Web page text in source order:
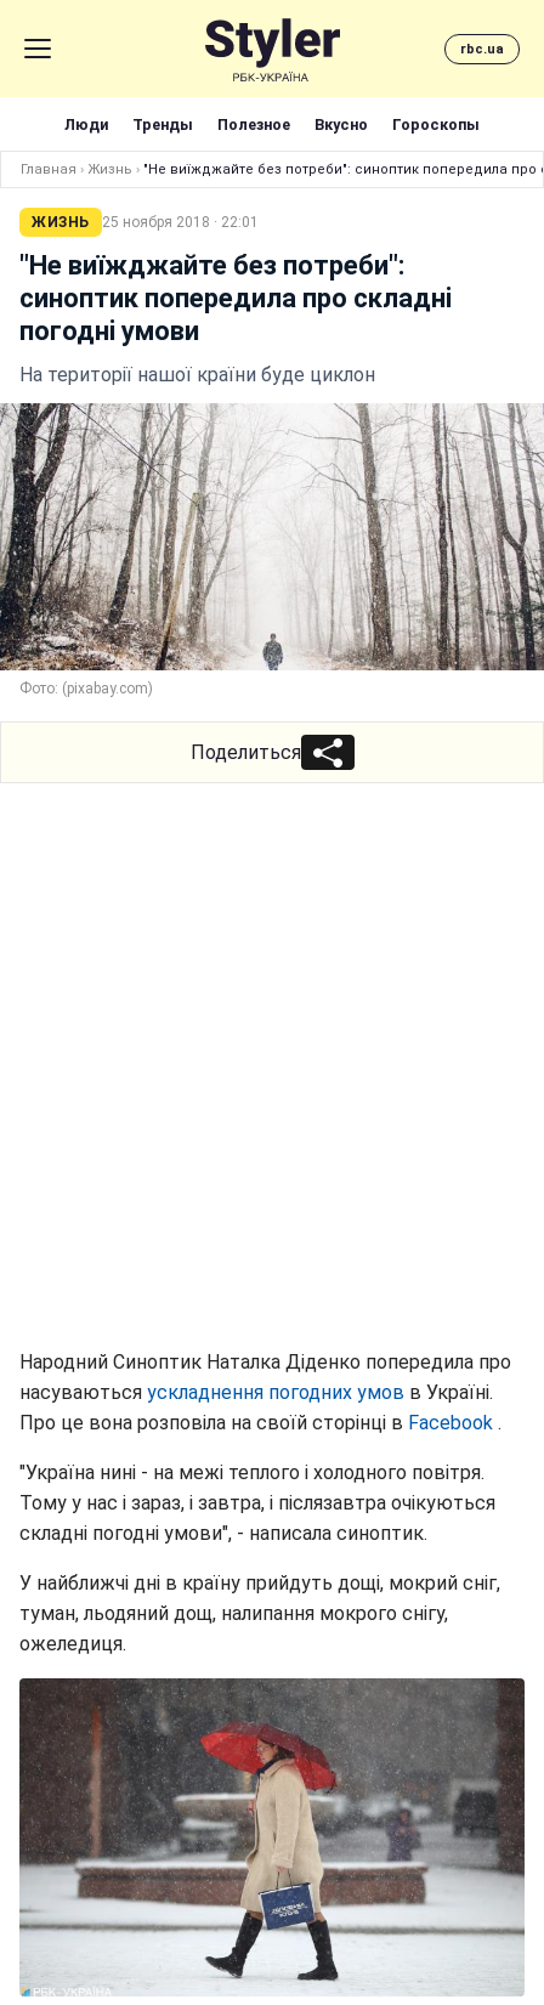
rbc.ua
Люди Тренды Полезное Вкусно Гороскопы
Главная › Жизнь › "Не виїжджайте без потреби": синоптик попередила про
ЖИЗНЬ 25 ноября 2018 · 22:01
"Не виїжджайте без потреби":
синоптик попередила про складнi
погоднi умови
На території нашої країни буде циклон
Фото: (pixabay.com)
Поделиться
Народний Синоптик Наталка Діденко попередила про
насуваються ускладнення погодних умов в Україні.
Про це вона розповіла на своїй сторінці в Facebook .
"Україна нині - на межі теплого і холодного повітря.
Тому у нас і зараз, і завтра, і післязавтра очікуються
складні погодні умови", - написала синоптик.
У найближчі дні в країну прийдуть дощі, мокрий сніг,
туман, льодяний дощ, налипання мокрого снігу,
ожеледиця.